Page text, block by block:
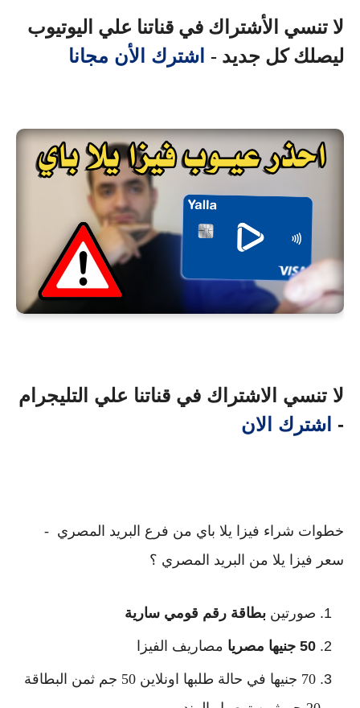
لا تنسي الأشتراك في قناتنا علي اليوتيوب
ليصلك كل جديد - اشترك الأن مجانا
لا تنسي الاشتراك في قناتنا علي التليجرام
- اشترك الان
خطوات شراء فيزا يلا باي من فرع البريد المصري -
سعر فيزا يلا من البريد المصري ؟
صورتين بطاقة رقم قومي سارية
50 جنيها مصريا مصاريف الفيزا